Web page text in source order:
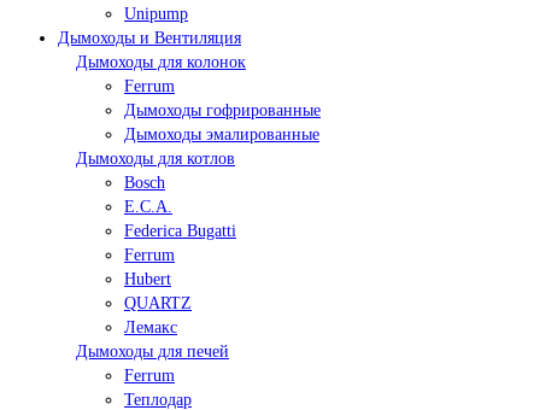
Unipump
Дымоходы и Вентиляция
Дымоходы для колонок
Ferrum
Дымоходы гофрированные
Дымоходы эмалированные
Дымоходы для котлов
Bosch
E.C.A.
Federica Bugatti
Ferrum
Hubert
QUARTZ
Лемакс
Дымоходы для печей
Ferrum
Теплодар